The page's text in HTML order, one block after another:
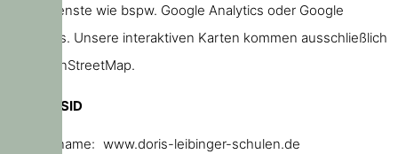
keine Dienste wie bspw. Google Analytics oder Google
Webfonts. Unsere interaktiven Karten kommen ausschließlich
von OpenStreetMap.
PHPSESSID
Domainname: www.doris-leibinger-schulen.de